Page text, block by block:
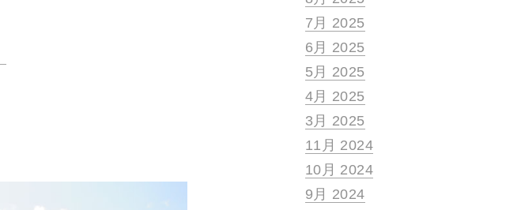
7月 2025
6月 2025
5月 2025
4月 2025
3月 2025
11月 2024
10月 2024
9月 2024